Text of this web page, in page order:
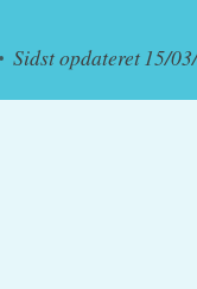
Sidst opdateret15/